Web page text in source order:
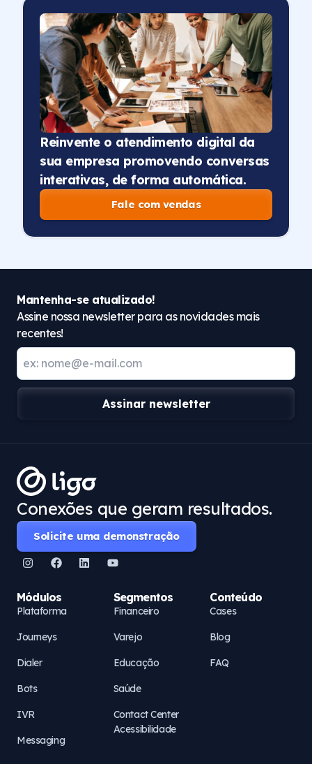
Reinvente o atendimento digital da
sua empresa promovendo conversas
interativas, de forma automática.
Fale com vendas
Mantenha-se atualizado!
Assine nossa newsletter para as novidades mais
recentes!
Assinar newsletter
Conexões que geram resultados.
Solicite uma demonstração
Módulos
Plataforma
Journeys
Dialer
Bots
IVR
Messaging
Segmentos
Financeiro
Varejo
Educação
Saúde
Contact Center
Acessibilidade
Conteúdo
Cases
Blog
FAQ